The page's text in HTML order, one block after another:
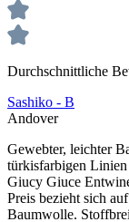
Durchschnittliche
Sashiko - B
Andover
Gewebter, leichter
türkisfarbigen
Giucy Giuce
Preis bezieht sich
Baumwolle.